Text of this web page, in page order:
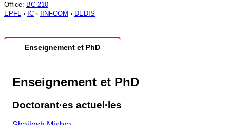
Office: BC 210
EPFL › IC › IINFCOM › DEDIS
Enseignement et PhD
Enseignement et PhD
Doctorant·es actuel·les